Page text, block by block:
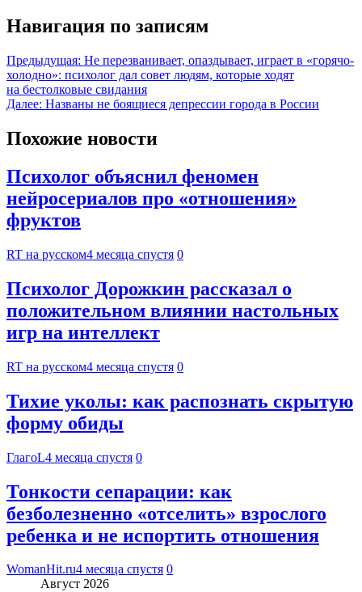
Навигация по записям
Предыдущая: Не перезванивает, опаздывает, играет в «горячо-
холодно»: психолог дал совет людям, которые ходят
на бестолковые свидания
Далее: Названы не боящиеся депрессии города в России
Похожие новости
Психолог объяснил феномен
нейросериалов про «отношения»
фруктов
RT на русском4 месяца спустя 0
Психолог Дорожкин рассказал о
положительном влиянии настольных
игр на интеллект
RT на русском4 месяца спустя 0
Тихие уколы: как распознать скрытую
форму обиды
ГлагоL4 месяца спустя 0
Тонкости сепарации: как
безболезненно «отселить» взрослого
ребенка и не испортить отношения
WomanHit.ru4 месяца спустя 0
Август 2026